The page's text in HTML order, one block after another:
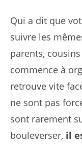
Qui a dit que
suivre les
parents,
commence à
retrouve vite
ne sont pas
sont rarement
bouleverser, il